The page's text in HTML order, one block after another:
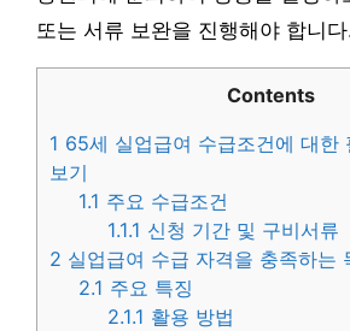
또는 서류 보완을 진행해야 합니
Contents
1 65세 실업급여 수급조건에 대한
보기
1.1 주요 수급조건
1.1.1 신청 기간 및 구비서류
2 실업급여 수급 자격을 충족하는
2.1 주요 특징
2.1.1 활용 방법